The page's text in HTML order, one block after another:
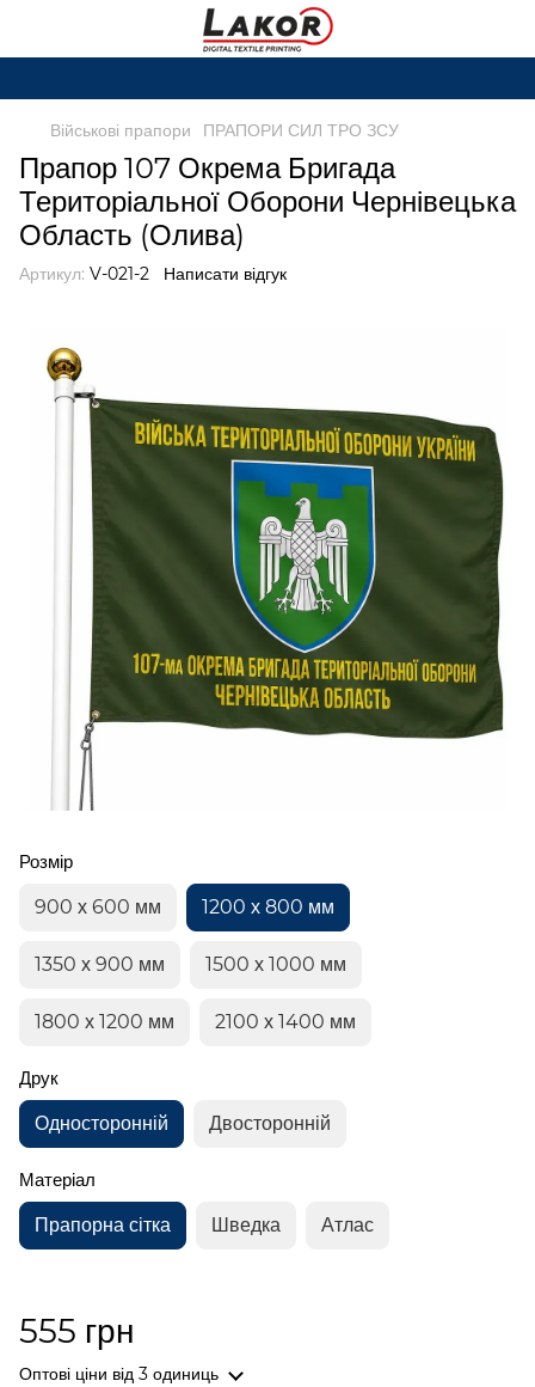
Військові прапори ПРАПОРИ СИЛ ТРО ЗСУ
Прапор 107 Окрема Бригада
Територіальної Оборони Чернівецька
Область (Олива)
Артикул: V-021-2 Написати відгук
Розмір
900 х 600 мм 1200 х 800 мм
1350 х 900 мм 1500 х 1000 мм
1800 х 1200 мм 2100 х 1400 мм
Друк
Односторонній
Двосторонній
Матеріал
Прапорна сітка Шведка Атлас
555 грн
Оптові ціни від 3 одиниць